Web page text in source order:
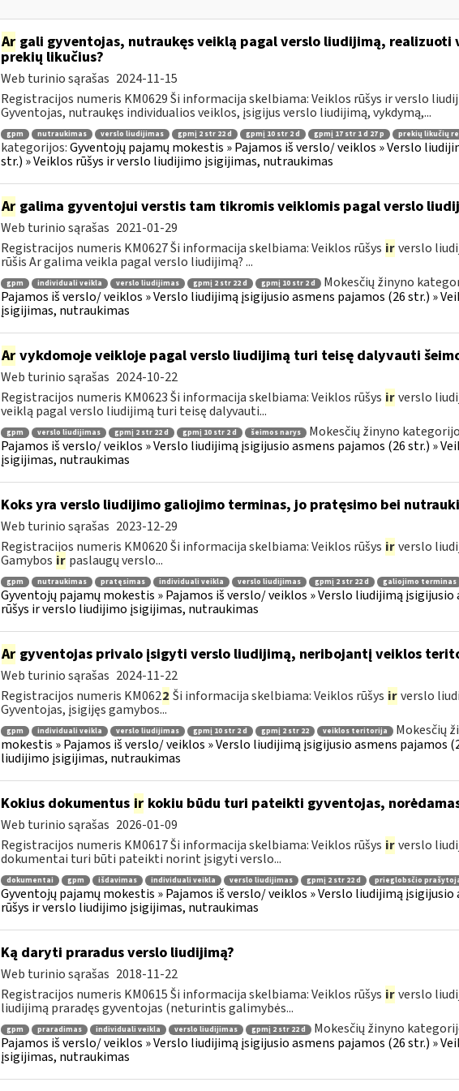
Argali gyventojas, nutraukęs veiklą pagal verslo liudijimą, realizuoti
prekių likučius?
Web turinio sąrašas 2024-11-15
Registracijos numeris KM0629 Ši informacija skelbiama: Veiklos rūšys ir verslo
Gyventojas, nutraukęs individualios veiklos, įsigijus verslo liudijimą, vykdymą,...
gpm nutraukimas verslo liudijimas gpmį 2 str 22 d gpmį 10 str 2 d gpmį 17 str 1 d 27 p prekių likučių
kategorijos:Gyventojų pajamų mokestis » Pajamos iš verslo/ veiklos » Verslo
str.) » Veiklos rūšys ir verslo liudijimo įsigijimas, nutraukimas
Argalima gyventojui verstis tam tikromis veiklomis pagal verslo
Web turinio sąrašas 2021-01-29
Registracijos numeris KM0627 Ši informacija skelbiama: Veiklos rūšys ir verslo
rūšis Ar galima veikla pagal verslo liudijimą? ...
gpm individuali veikla verslo liudijimas gpmį 2 str 22 d gpmį 10 str 2 d Mokesčių žinyno
Pajamos iš verslo/ veiklos » Verslo liudijimą įsigijusio asmens pajamos (26 str.) »
įsigijimas, nutraukimas
Arvykdomoje veikloje pagal verslo liudijimą turi teisę dalyvauti
Web turinio sąrašas 2024-10-22
Registracijos numeris KM0623 Ši informacija skelbiama: Veiklos rūšys ir verslo
veiklą pagal verslo liudijimą turi teisę dalyvauti...
gpm verslo liudijimas gpmį 2 str 22 d gpmį 10 str 2 d šeimos narys Mokesčių žinyno
Pajamos iš verslo/ veiklos » Verslo liudijimą įsigijusio asmens pajamos (26 str.) »
įsigijimas, nutraukimas
Koks yra verslo liudijimo galiojimo terminas, jo pratęsimo bei
Web turinio sąrašas 2023-12-29
Registracijos numeris KM0620 Ši informacija skelbiama: Veiklos rūšys ir verslo
Gamybos ir paslaugų verslo...
gpm nutraukimas pratęsimas individuali veikla verslo liudijimas gpmį 2 str 22 d galiojimo terminas
Gyventojų pajamų mokestis » Pajamos iš verslo/ veiklos » Verslo liudijimą įsigijusio
rūšys ir verslo liudijimo įsigijimas, nutraukimas
Argyventojas privalo įsigyti verslo liudijimą, neribojantį veiklos
Web turinio sąrašas 2024-11-22
Registracijos numeris KM0622 Ši informacija skelbiama: Veiklos rūšys ir verslo
Gyventojas, įsigijęs gamybos...
gpm individuali veikla verslo liudijimas gpmį 10 str 2 d gpmį 2 str 22 veiklos teritorija Mokesčių
mokestis » Pajamos iš verslo/ veiklos » Verslo liudijimą įsigijusio asmens pajamos
liudijimo įsigijimas, nutraukimas
Kokius dokumentus irkokiu būdu turi pateikti gyventojas,
Web turinio sąrašas 2026-01-09
Registracijos numeris KM0617 Ši informacija skelbiama: Veiklos rūšys ir verslo
dokumentai turi būti pateikti norint įsigyti verslo...
dokumentai gpm išdavimas individuali veikla verslo liudijimas gpmį 2 str 22 d prieglobsčio
Gyventojų pajamų mokestis » Pajamos iš verslo/ veiklos » Verslo liudijimą įsigijusio
rūšys ir verslo liudijimo įsigijimas, nutraukimas
Ką daryti praradus verslo liudijimą?
Web turinio sąrašas 2018-11-22
Registracijos numeris KM0615 Ši informacija skelbiama: Veiklos rūšys ir verslo
liudijimą praradęs gyventojas (neturintis galimybės...
gpm praradimas individuali veikla verslo liudijimas gpmį 2 str 22 d Mokesčių žinyno
Pajamos iš verslo/ veiklos » Verslo liudijimą įsigijusio asmens pajamos (26 str.) »
įsigijimas, nutraukimas